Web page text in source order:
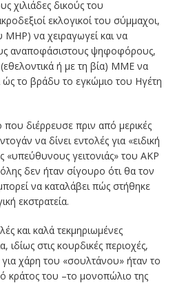
χιλιάδες δικούς του
εκλογικοί του σύμμαχοι,
MHP) να χειραγωγεί και να
αναποφάσιστους ψηφοφόρους,
ή με τη βία) ΜΜΕ να
το βράδυ το εγκώμιο του Ηγέτη
που διέρρευσε πριν από μερικές
να δίνει εντολές για «ειδική
«υπεύθυνους γειτονιάς» του AKP
δεν ήταν σίγουρο ότι θα τον
να καταλάβει πώς στήθηκε
εκστρατεία.
και καλά τεκμηριωμένες
ιδίως στις κουρδικές περιοχές,
χάρη του «σουλτάνου» ήταν το
κράτος του –το μονοπώλιο της